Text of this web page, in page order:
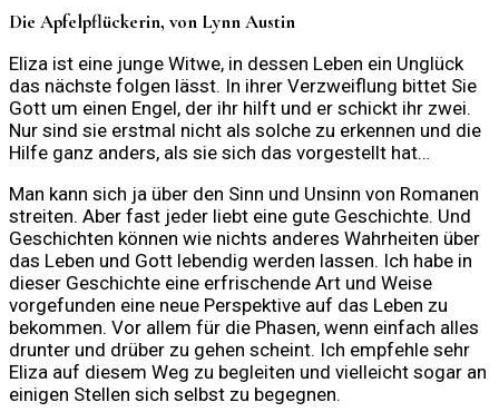
Die Apfelpflückerin, von Lynn Austin
Eliza ist eine junge Witwe, in dessen Leben ein Unglück
das nächste folgen lässt. In ihrer Verzweiflung bittet Sie
Gott um einen Engel, der ihr hilft und er schickt ihr zwei.
Nur sind sie erstmal nicht als solche zu erkennen und die
Hilfe ganz anders, als sie sich das vorgestellt hat…
Man kann sich ja über den Sinn und Unsinn von Romanen
streiten. Aber fast jeder liebt eine gute Geschichte. Und
Geschichten können wie nichts anderes Wahrheiten über
das Leben und Gott lebendig werden lassen. Ich habe in
dieser Geschichte eine erfrischende Art und Weise
vorgefunden eine neue Perspektive auf das Leben zu
bekommen. Vor allem für die Phasen, wenn einfach alles
drunter und drüber zu gehen scheint. Ich empfehle sehr
Eliza auf diesem Weg zu begleiten und vielleicht sogar an
einigen Stellen sich selbst zu begegnen.